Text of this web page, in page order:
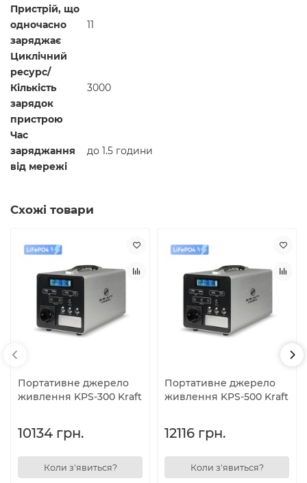
Пристрій, що
одночасно
заряджає
11
Циклічний
ресурс/
Кількість
зарядок
пристрою
3000
Час
заряджання
від мережі
до 1.5 години
Схожі товари
Портативне джерело
живлення KPS-300 Kraft
10134 грн.
Коли з'явиться?
Портативне джерело
живлення KPS-500 Kraft
12116 грн.
Коли з'явиться?